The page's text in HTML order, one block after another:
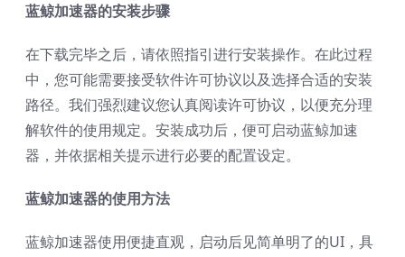
蓝鲸加速器的安装步骤
在下载完毕之后，请依照指引进行安装操作。在此过程
中，您可能需要接受软件许可协议以及选择合适的安装
路径。我们强烈建议您认真阅读许可协议，以便充分理
解软件的使用规定。安装成功后，便可启动蓝鲸加速
器，并依据相关提示进行必要的配置设定。
蓝鲸加速器的使用方法
蓝鲸加速器使用便捷直观，启动后见简单明了的UI，具